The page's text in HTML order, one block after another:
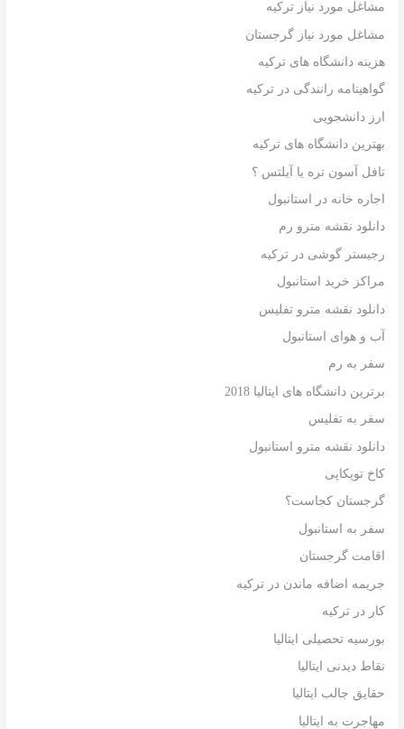
مشاغل مورد نیاز ترکیه
مشاغل مورد نیاز گرجستان
هزینه دانشگاه های ترکیه
گواهینامه رانندگی در ترکیه
ارز دانشجویی
بهترین دانشگاه های ترکیه
تافل آسون تره یا آیلتس ؟
اجاره خانه در استانبول
دانلود نقشه مترو رم
رجیستر گوشی در ترکیه
مراکز خرید استانبول
دانلود نقشه مترو تفلیس
آب و هوای استانبول
سفر به رم
برترین دانشگاه های ایتالیا 2018
سفر به تفلیس
دانلود نقشه مترو استانبول
کاخ توپکاپی
گرجستان کجاست؟
سفر به استانبول
اقامت گرجستان
جریمه اضافه ماندن در ترکیه
کار در ترکیه
بورسیه تحصیلی ایتالیا
نقاط دیدنی ایتالیا
حقایق جالب ایتالیا
مهاجرت به ایتالیا